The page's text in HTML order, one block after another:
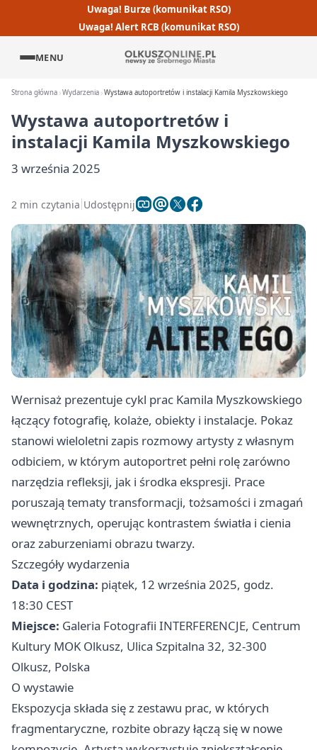
Uwaga! Burze (komunikat RSO)
Uwaga! Alert RCB (komunikat RSO)
MENU
Strona główna Wydarzenia Wystawa autoportretów i instalacji Kamila Myszkowskiego
Wystawa autoportretów i
instalacji Kamila Myszkowskiego
3 września 2025
2 min czytania Udostępnij
Wernisaż prezentuje cykl prac Kamila Myszkowskiego
łączący fotografię, kolaże, obiekty i instalacje. Pokaz
stanowi wieloletni zapis rozmowy artysty z własnym
odbiciem, w którym autoportret pełni rolę zarówno
narzędzia refleksji, jak i środka ekspresji. Prace
poruszają tematy transformacji, tożsamości i zmagań
wewnętrznych, operując kontrastem światła i cienia
oraz zaburzeniami obrazu twarzy.
Szczegóły wydarzenia
Data i godzina: piątek, 12 września 2025, godz.
18:30 CEST
Miejsce: Galeria Fotografii INTERFERENCJE, Centrum
Kultury MOK Olkusz, Ulica Szpitalna 32, 32-300
Olkusz, Polska
O wystawie
Ekspozycja składa się z zestawu prac, w których
fragmentaryczne, rozbite obrazy łączą się w nowe